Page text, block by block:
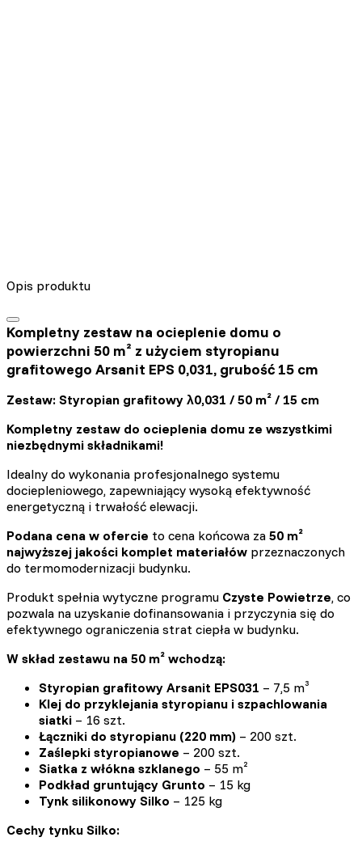
Opis produktu
Kompletny zestaw na ocieplenie domu o
powierzchni 50 m² z użyciem styropianu
grafitowego Arsanit EPS 0,031, grubość 15 cm
Zestaw: Styropian grafitowy λ0,031 / 50 m² / 15 cm
Kompletny zestaw do ocieplenia domu ze wszystkimi
niezbędnymi składnikami!
Idealny do wykonania profesjonalnego systemu
dociepleniowego, zapewniający wysoką efektywność
energetyczną i trwałość elewacji.
Podana cena w ofercie to cena końcowa za 50 m²
najwyższej jakości komplet materiałów przeznaczonych
do termomodernizacji budynku.
Produkt spełnia wytyczne programu Czyste Powietrze, co
pozwala na uzyskanie dofinansowania i przyczynia się do
efektywnego ograniczenia strat ciepła w budynku.
W skład zestawu na 50 m² wchodzą:
Styropian grafitowy Arsanit EPS031 – 7,5 m³
Klej do przyklejania styropianu i szpachlowania
siatki – 16 szt.
Łączniki do styropianu (220 mm) – 200 szt.
Zaślepki styropianowe – 200 szt.
Siatka z włókna szklanego – 55 m²
Podkład gruntujący Grunto – 15 kg
Tynk silikonowy Silko – 125 kg
Cechy tynku Silko: